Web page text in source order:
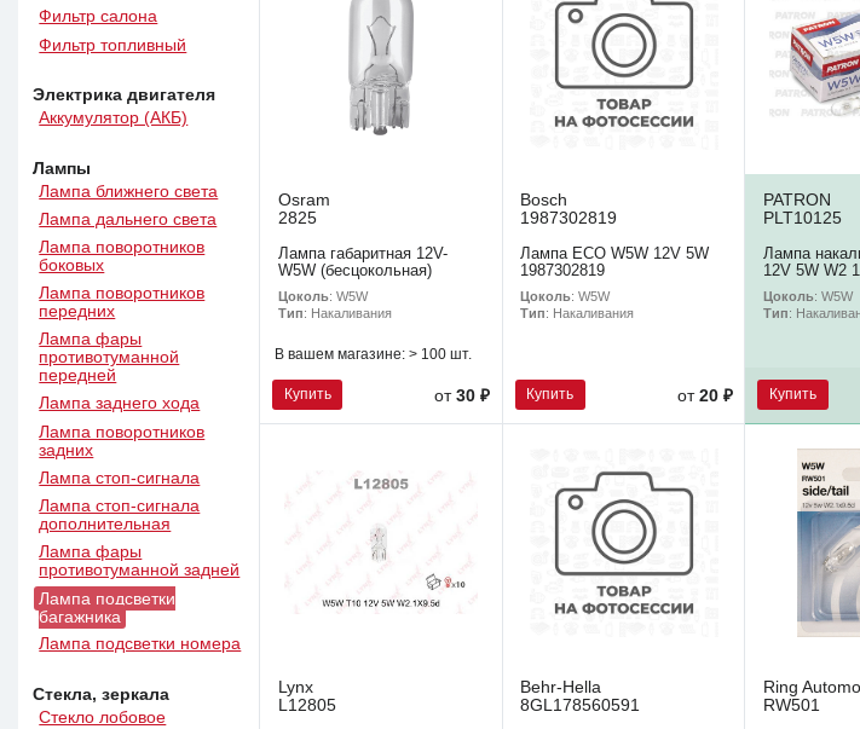
Фильтр салона
Фильтр топливный
Электрика двигателя
Аккумулятор (АКБ)
Лампы
Лампа ближнего света
Лампа дальнего света
Лампа поворотников
боковых
Лампа поворотников
передних
Лампа фары
противотуманной
передней
Лампа заднего хода
Лампа поворотников
задних
Лампа стоп-сигнала
Лампа стоп-сигнала
дополнительная
Лампа фары
противотуманной задней
Лампа подсветки
багажника
Лампа подсветки номера
Стекла, зеркала
Стекло лобовое
Osram
2825
Лампа габаритная 12V-
W5W (бесцокольная)
Цоколь: W5W
Тип: Накаливания
В вашем магазине: > 100 шт.
Купить от30 ₽
Bosch
1987302819
Лампа ECO W5W 12V 5W
1987302819
Цоколь: W5W
Тип: Накаливания
Купить от 20 ₽
PATRON
PLT10125
Лампа
12V 5W W2
Цоколь: W5W
Тип:
Купить
Lynx
L12805
Behr-Hella
8GL178560591
Ring
RW501